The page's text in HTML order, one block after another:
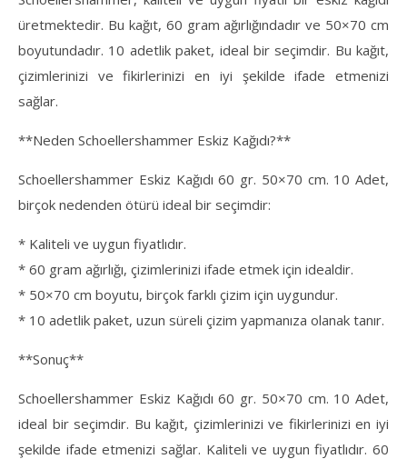
üretmektedir. Bu kağıt, 60 gram ağırlığındadır ve 50×70 cm
boyutundadır. 10 adetlik paket, ideal bir seçimdir. Bu kağıt,
çizimlerinizi ve fikirlerinizi en iyi şekilde ifade etmenizi
sağlar.
**Neden Schoellershammer Eskiz Kağıdı?**
Schoellershammer Eskiz Kağıdı 60 gr. 50×70 cm. 10 Adet,
birçok nedenden ötürü ideal bir seçimdir:
* Kaliteli ve uygun fiyatlıdır.
* 60 gram ağırlığı, çizimlerinizi ifade etmek için idealdir.
* 50×70 cm boyutu, birçok farklı çizim için uygundur.
* 10 adetlik paket, uzun süreli çizim yapmanıza olanak tanır.
**Sonuç**
Schoellershammer Eskiz Kağıdı 60 gr. 50×70 cm. 10 Adet,
ideal bir seçimdir. Bu kağıt, çizimlerinizi ve fikirlerinizi en iyi
şekilde ifade etmenizi sağlar. Kaliteli ve uygun fiyatlıdır. 60